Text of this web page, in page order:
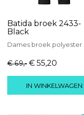
Batida broek 2433-
Black
Dames broek polyester
€ 69,- € 55,20
IN WINKELWAGEN